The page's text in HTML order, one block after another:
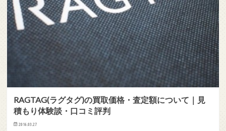
RAGTAG(ラグタグ)の買取価格・査定額について｜見
積もり体験談・口コミ評判
2016.03.27